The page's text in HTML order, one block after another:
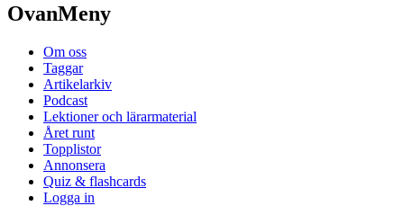
OvanMeny
Om oss
Taggar
Artikelarkiv
Podcast
Lektioner och lärarmaterial
Året runt
Topplistor
Annonsera
Quiz & flashcards
Logga in